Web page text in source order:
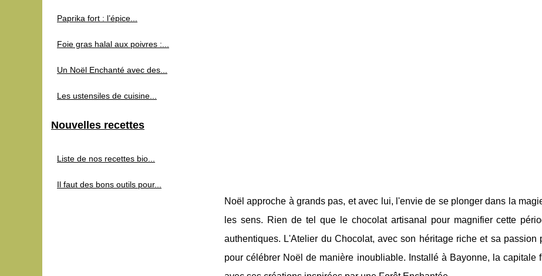
Noël approche à grands pas, et avec lui, l'envie de se plonger dans la
les sens. Rien de tel que le chocolat artisanal pour magnifier cette
authentiques. L'Atelier du Chocolat, avec son héritage riche et sa
pour célébrer Noël de manière inoubliable. Installé à Bayonne, la capitale
Paprika fort : l’épice...
Foie gras halal aux poivres :...
Un Noël Enchanté avec des...
Les ustensiles de cuisine...
Nouvelles recettes
Liste de nos recettes bio...
Il faut des bons outils pour...